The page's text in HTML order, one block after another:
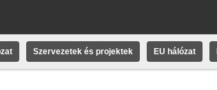
Szervezetek és projektek EU hálózat